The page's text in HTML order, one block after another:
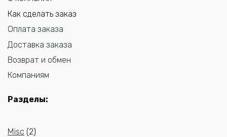
Как сделать заказ
Оплата заказа
Доставка заказа
Возврат и обмен
Компаниям
Разделы:
Misc 22